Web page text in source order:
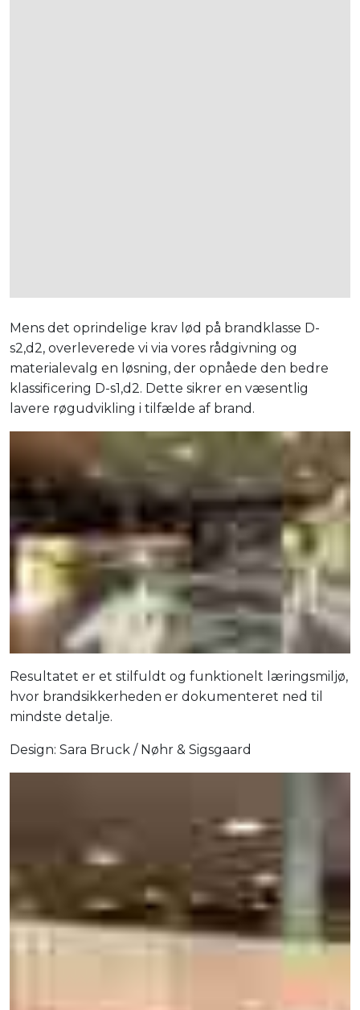
Mens det oprindelige krav lød på brandklasse D-
s2,d2, overleverede vi via vores rådgivning og
materialevalg en løsning, der opnåede den bedre
klassificering D-s1,d2. Dette sikrer en væsentlig
lavere røgudvikling i tilfælde af brand.
Resultatet er et stilfuldt og funktionelt læringsmiljø,
hvor brandsikkerheden er dokumenteret ned til
mindste detalje.
Design: Sara Bruck / Nøhr & Sigsgaard